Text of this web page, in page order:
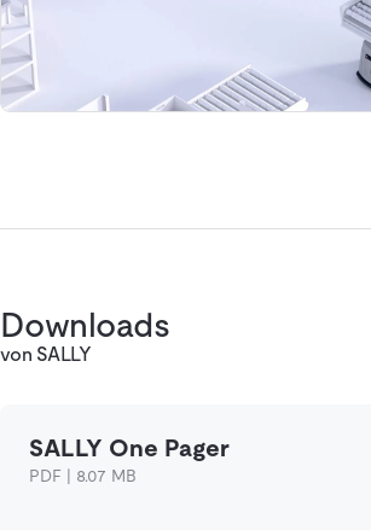
Downloads
von SALLY
SALLY One Pager
PDF | 8.07 MB